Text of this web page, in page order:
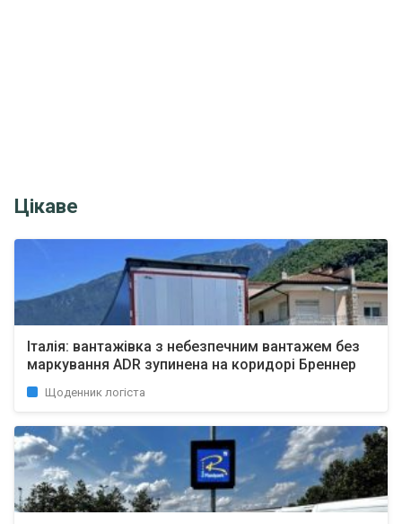
Цікаве
Італія: вантажівка з небезпечним вантажем без
маркування ADR зупинена на коридорі Бреннер
Щоденник логіста